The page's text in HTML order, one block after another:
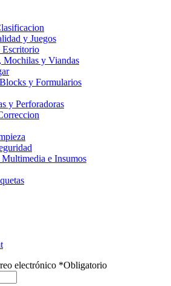
y Juegos
Escritorio
Mochilas y Viandas
y Formularios
y Perforadoras
e Insumos
electrónico *Obligatorio